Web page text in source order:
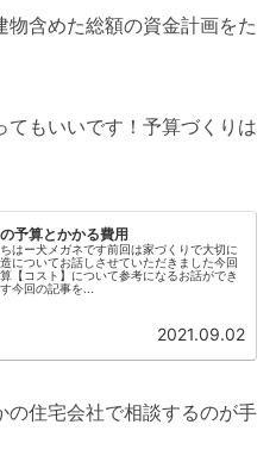
物含めた総額の資金計画をた
てもいいです！予算づくりは
予算とかかる費用
はー犬メガネです前回は家づくりで大切に
についてお話しさせていただきました今回
【コスト】について参考になるお話ができ
今回の記事を...
2021.09.02
の住宅会社で相談するのが手